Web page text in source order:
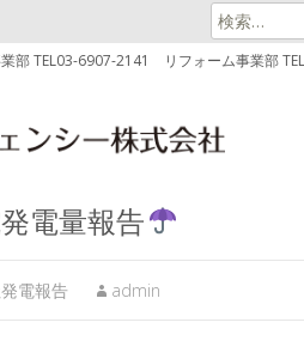
検
索:
部 TEL03-6907-2141 リフォーム事業部
電量報告
電報告 admin